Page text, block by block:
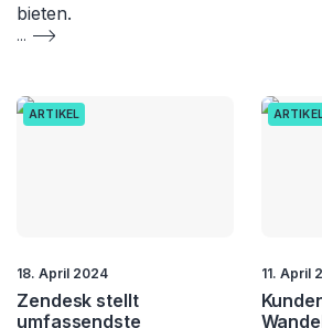
bieten.
...
ARTIKEL
18. April 2024
Zendesk stellt
umfassendste
11. April